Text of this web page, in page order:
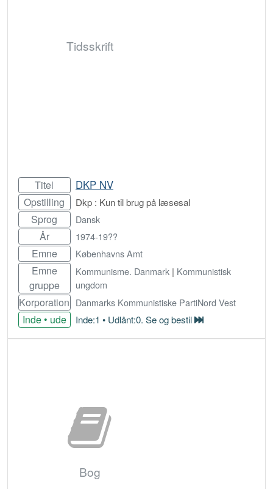
Tidsskrift
Titel DKP NV
Opstilling Dkp : Kun til brug på læsesal
Sprog Dansk
År 1974-19??
Emne Københavns Amt
Emne
gruppe
Kommunisme. Danmark | Kommunistisk
ungdom
Korporation Danmarks Kommunistiske PartiNord Vest
Inde • ude Inde:1 • Udlånt:0. Se og bestil
Bestil
Bog